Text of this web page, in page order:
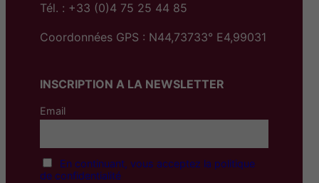
Tél. : +33 (0)4 75 25 44 85
Coordonnées GPS : N44,73733° E4,99031
INSCRIPTION A LA NEWSLETTER
Email
En continuant, vous acceptez la politique
de confidentialité